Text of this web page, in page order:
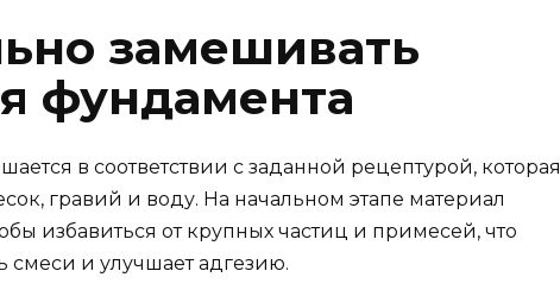
замешивать
фундамента
в соответствии с заданной рецептурой, которая
гравий и воду. На начальном этапе материал
избавиться от крупных частиц и примесей, что
смеси и улучшает адгезию.